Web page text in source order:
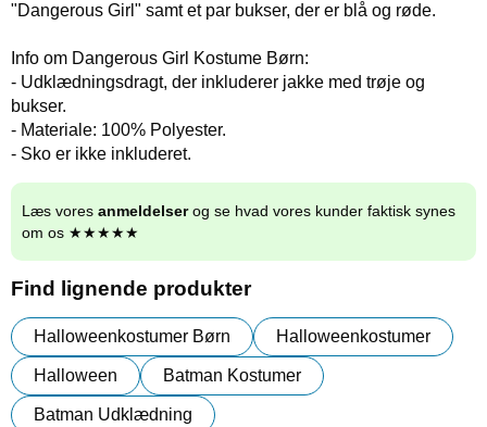
"Dangerous Girl" samt et par bukser, der er blå og røde.
Info om Dangerous Girl Kostume Børn:
- Udklædningsdragt, der inkluderer jakke med trøje og
bukser.
- Materiale: 100% Polyester.
- Sko er ikke inkluderet.
Læs vores anmeldelserog se hvad vores kunder faktisk synes
om os ★★★★★
Find lignende produkter
Halloweenkostumer Børn Halloweenkostumer
Halloween Batman Kostumer
Batman Udklædning